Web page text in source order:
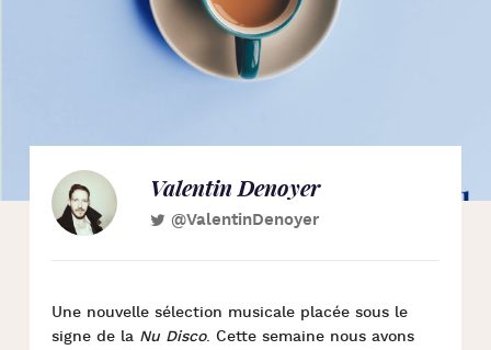
Valentin Denoyer
@ValentinDenoyer
Une nouvelle sélection musicale placée sous le
signe de la Nu Disco. Cette semaine nous avons